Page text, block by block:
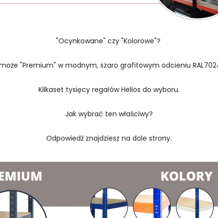
"Ocynkowane" czy "Kolorowe"?
"Premium" w modnym, szaro grafitowym odcieniu
Kilkaset tysięcy regałów Helios do wyboru.
Jak wybrać ten właściwy?
Odpowiedź znajdziesz na dole strony.